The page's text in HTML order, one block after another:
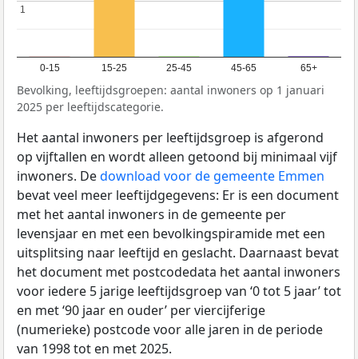
0-15 15-25 25-45 45-65 65+
1
1
Bevolking, leeftijdsgroepen: aantal inwoners op 1 januari
2025 per leeftijdscategorie.
Het aantal inwoners per leeftijdsgroep is afgerond
op vijftallen en wordt alleen getoond bij minimaal vijf
inwoners. Dedownload voor de gemeente Emmen
bevat veel meer leeftijdgegevens: Er is een document
met het aantal inwoners in de gemeente per
levensjaar en met een bevolkingspiramide met een
uitsplitsing naar leeftijd en geslacht. Daarnaast bevat
het document met postcodedata het aantal inwoners
voor iedere 5 jarige leeftijdsgroep van ‘0 tot 5 jaar’ tot
en met ‘90 jaar en ouder’ per viercijferige
(numerieke) postcode voor alle jaren in de periode
van 1998 tot en met 2025.